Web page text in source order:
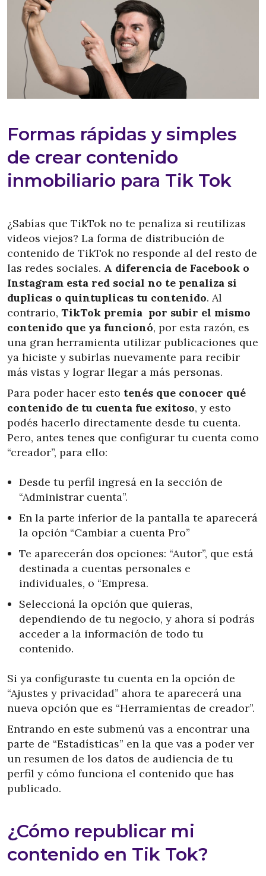
Formas rápidas y simples
de crear contenido
inmobiliario para Tik Tok
¿Sabías que TikTok no te penaliza si reutilizas
videos viejos? La forma de distribución de
contenido de TikTok no responde al del resto de
las redes sociales. A diferencia de Facebook o
Instagram esta red social no te penaliza si
duplicas o quintuplicas tu contenido. Al
contrario, TikTok premia por subir el mismo
contenido que ya funcionó, por esta razón, es
una gran herramienta utilizar publicaciones que
ya hiciste y subirlas nuevamente para recibir
más vistas y lograr llegar a más personas.
Para poder hacer esto tenés que conocer qué
contenido de tu cuenta fue exitoso, y esto
podés hacerlo directamente desde tu cuenta.
Pero, antes tenes que configurar tu cuenta como
“creador”, para ello:
Desde tu perfil ingresá en la sección de
“Administrar cuenta”.
En la parte inferior de la pantalla te aparecerá
la opción “Cambiar a cuenta Pro”
Te aparecerán dos opciones: “Autor”, que está
destinada a cuentas personales e
individuales, o “Empresa.
Seleccioná la opción que quieras,
dependiendo de tu negocio, y ahora sí podrás
acceder a la información de todo tu
contenido.
Si ya configuraste tu cuenta en la opción de
“Ajustes y privacidad” ahora te aparecerá una
nueva opción que es “Herramientas de creador”.
Entrando en este submenú vas a encontrar una
parte de “Estadísticas” en la que vas a poder ver
un resumen de los datos de audiencia de tu
perfil y cómo funciona el contenido que has
publicado.
¿Cómo republicar mi
contenido en Tik Tok?